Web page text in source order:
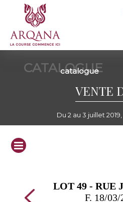
CATALOGUE
catalogue
VENTE
Du 2 au 3 juillet
LOT 49 - RUE
F. 18/03/